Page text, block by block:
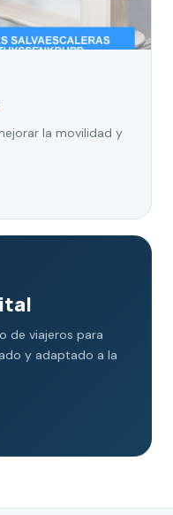
la movilidad y
de viajeros para
y adaptado a la